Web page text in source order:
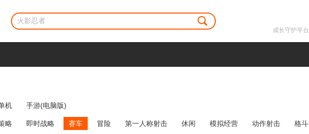
成长守护平台
机 手游(电脑版)
略 即时战略 赛车 冒险 第一人称射击 休闲 模拟经营 动作射击 格斗